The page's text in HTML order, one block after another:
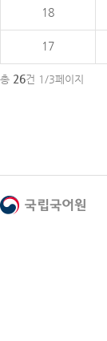
18
17
총 26건 1/3페이지